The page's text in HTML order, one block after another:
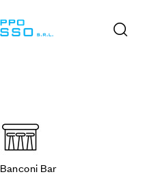
Banconi Bar